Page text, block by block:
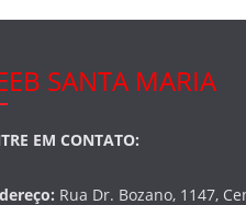
SANTA MARIA
EM CONTATO:
Rua Dr. Bozano, 1147,